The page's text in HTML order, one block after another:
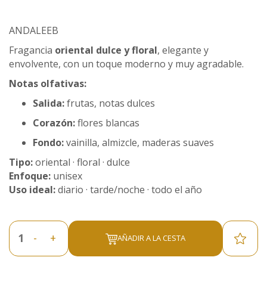
ANDALEEB
Fragancia oriental dulce y floral, elegante y
envolvente, con un toque moderno y muy agradable.
Notas olfativas:
Salida:frutas, notas dulces
Corazón:flores blancas
Fondo:vainilla, almizcle, maderas suaves
Tipo:oriental · floral · dulce
Enfoque: unisex
Uso ideal:diario · tarde/noche · todo el año
- + AÑADIR A LA CESTA